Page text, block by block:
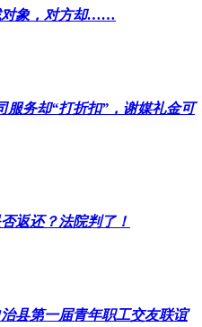
对象，对方却……
服务却“打折扣”，谢媒礼金可
返还？法院判了！
治县第一届青年职工交友联谊